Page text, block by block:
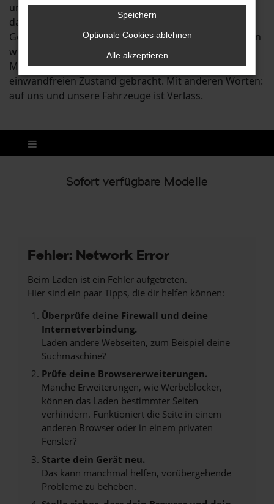
und der Umgebung und stellen entsprechend sicher,
dass Sie bei uns vertrauensvoll und mit
Gewährleistung kaufen. Jeder Škoda Gebrauchtwagen
wird vor dem Verkauf in Rain am Lech in unserer Kfz-
Meisterwerkstatt begutachtet und in einen technisch
einwandfreien Zustand gebracht. Mit anderen Worten:
auf uns und unsere Fahrzeuge ist Verlass.
Sofort verfügbare Modelle
Fehler: Network Error
Beim Laden ist ein Fehler aufgetreten.
Hier sind ein paar Tipps, die dir helfen können:
Überprüfe deine Firewall und deine
Internetverbindung.
Laden andere Webseiten, zum Beispiel deine
Suchmaschine?
Prüfe deine Browsererweiterungen.
Manche Erweiterungen, wie Werbeblocker,
können das Laden bestimmter Seiten
verhindern. Funktioniert die Seite in einem
anderen Browser oder in einem privaten
Fenster?
Starte dein Gerät neu.
Das kann manchmal helfen, vorübergehende
Probleme zu beheben.
Speichern
Optionale Cookies ablehnen
Alle akzeptieren